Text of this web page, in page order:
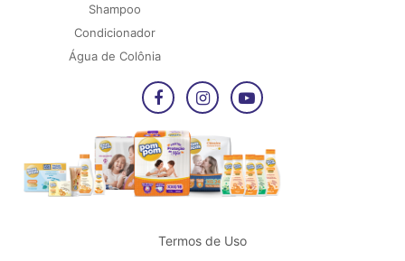
Shampoo
Condicionador
Água de Colônia
Termos de Uso